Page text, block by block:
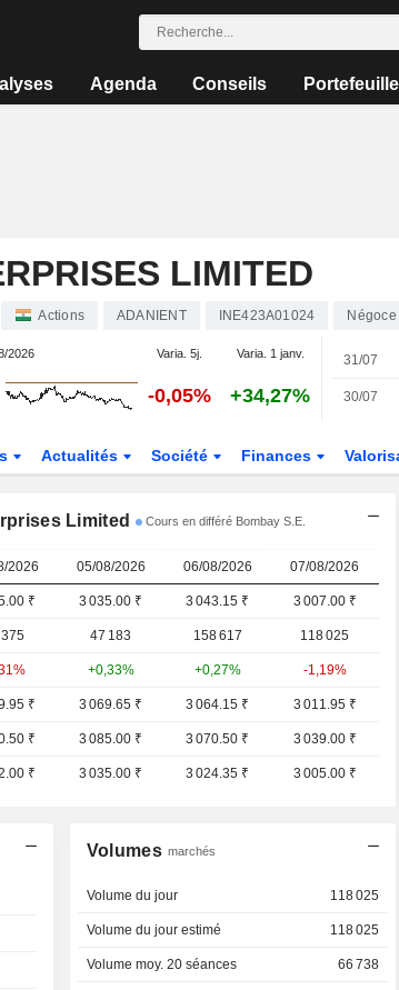
Agenda Conseils
LIMITED
Actions ADANIENT INE423A01024
2026 Varia. 5j. Varia. 1 janv.
-0,05% +34,27%
31/07
30/07
Actualités Société Finances
Limited Cours en différé Bombay S.E.
2026 05/08/2026 06/08/2026 07/08/2026
₹ 3 035.00 ₹ 3 043.15 ₹ 3 007.00 ₹
47 183 158 617 118 025
+0,33% +0,27% -1,19%
₹ 3 069.65 ₹ 3 064.15 ₹ 3 011.95 ₹
₹ 3 085.00 ₹ 3 070.50 ₹ 3 039.00 ₹
₹ 3 035.00 ₹ 3 024.35 ₹ 3 005.00 ₹
Volumes marchés
Volume du jour 118 025
Volume du jour estimé 118 025
Volume moy. 20 séances 66 738